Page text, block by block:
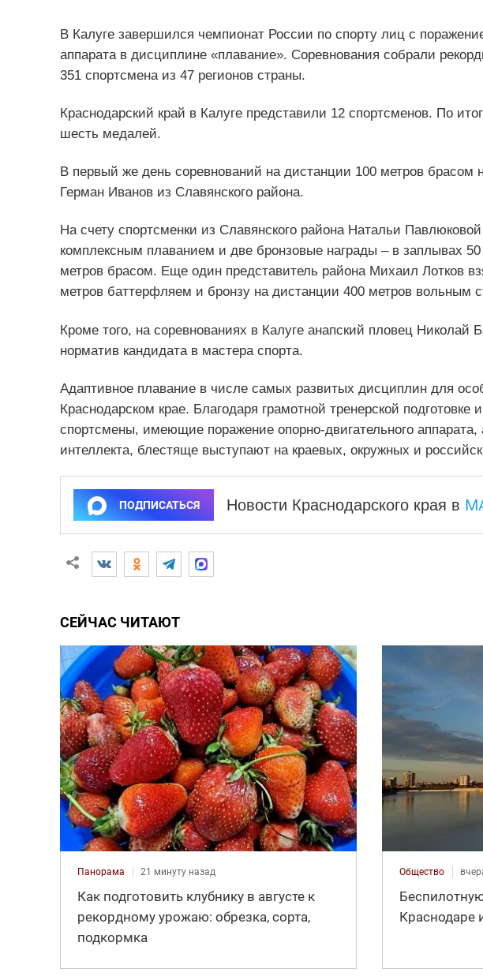
В Калуге завершился чемпионат России по спорту лиц с
аппарата в дисциплине «плавание». Соревнования собрали
351 спортсмена из 47 регионов страны.
Краснодарский край в Калуге представили 12 спортсменов. По
шесть медалей.
В первый же день соревнований на дистанции 100 метров брасом
Герман Иванов из Славянского района.
На счету спортсменки из Славянского района Натальи
комплексным плаванием и две бронзовые награды – в заплывах
метров брасом. Еще один представитель района Михаил Лотков
метров баттерфляем и бронзу на дистанции 400 метров вольным
Кроме того, на соревнованиях в Калуге анапский пловец Николай
норматив кандидата в мастера спорта.
Адаптивное плавание в числе самых развитых дисциплин для
Краснодарском крае. Благодаря грамотной тренерской подготовке
спортсмены, имеющие поражение опорно-двигательного
интеллекта, блестяще выступают на краевых, окружных и
ПОДПИСАТЬСЯ Новости Краснодарского края в
СЕЙЧАС ЧИТАЮТ
Панорама 21 минуту назад
Как подготовить клубнику в августе к
рекордному урожаю: обрезка, сорта,
подкормка
Общество
Краснодаре